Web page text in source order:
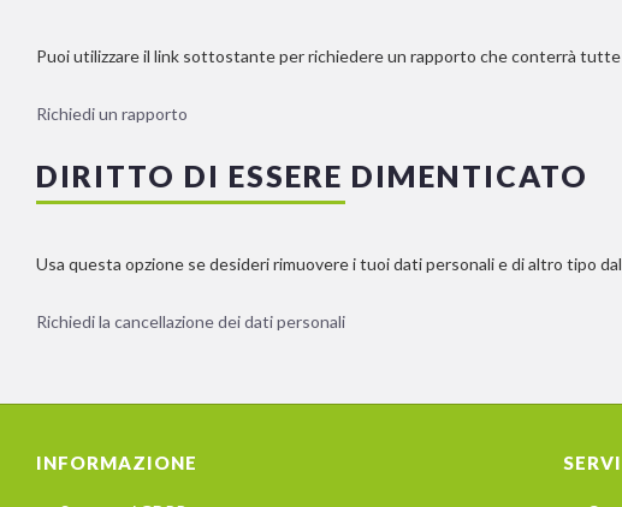
Puoi utilizzare il link sottostante per richiedere un rapporto che conterrà
Richiedi un rapporto
DIRITTO DI ESSERE DIMENTICATO
Usa questa opzione se desideri rimuovere i tuoi dati personali e di altro tipo
Richiedi la cancellazione dei dati personali
INFORMAZIONE